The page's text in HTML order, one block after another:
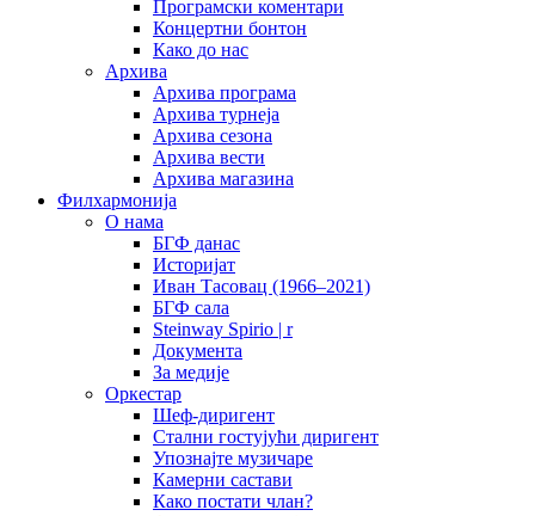
Програмски коментари
Концертни бонтон
Како до нас
Архива
Архива програма
Архива турнеја
Архива сезона
Архива вести
Архива магазина
Филхармонија
О нама
БГФ данас
Историјат
Иван Тасовац (1966–2021)
БГФ сала
Steinway Spirio | r
Документа
За медије
Оркестар
Шеф-диригент
Стални гостујући диригент
Упознајте музичаре
Камерни састави
Како постати члан?